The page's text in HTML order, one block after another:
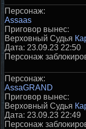
Персонаж:
Assaas
Приговор вынес:
Верховный Судья
Дата: 23.09.23 22:50
Персонаж
Персонаж:
AssaGRAND
Приговор вынес:
Верховный Судья
Дата: 23.09.23 22:49
Персонаж